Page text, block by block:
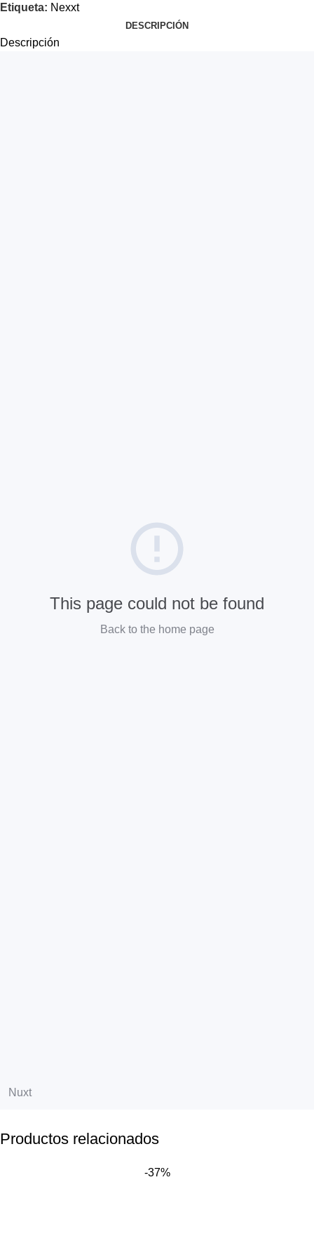
Etiqueta: Nexxt
DESCRIPCIÓN
Descripción
Productos relacionados
-37%